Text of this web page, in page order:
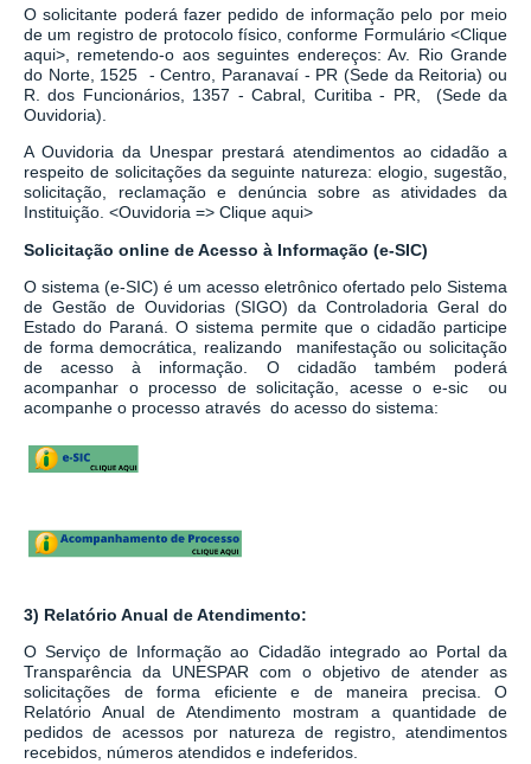
O solicitante poderá fazer pedido de informação pelo por meio
de um registro de protocolo físico, conforme Formulário <Clique
aqui> , remetendo-o aos seguintes endereços: Av. Rio Grande
do Norte, 1525 - Centro, Paranavaí - PR (Sede da Reitoria) ou
R. dos Funcionários, 1357 - Cabral, Curitiba - PR,
(Sede da
Ouvidoria).
A Ouvidoria da Unespar prestará atendimentos ao cidadão a
respeito de solicitações da seguinte natureza: elogio, sugestão,
solicitação, reclamação e denúncia sobre as atividades da
Instituição. <Ouvidoria => Clique aqui>
Solicitação online de Acesso à Informação (e-SIC)
O sistema (e-SIC) é um acesso eletrônico ofertado pelo Sistema
de Gestão de Ouvidorias (SIGO) da Controladoria Geral do
Estado do Paraná. O sistema permite que o cidadão participe
de forma democrática, realizando manifestação ou solicitação
de acesso à informação. O cidadão também poderá
acompanhar o processo de solicitação, acesse o e-sic ou
acompanhe o processo através do acesso do sistema:
3) Relatório Anual de Atendimento:
O Serviço de Informação ao Cidadão integrado aoPortal da
Transparência da UNESPAR
com o objetivo de atender as
solicitações de forma eficiente e de maneira precisa. O
Relatório Anual de Atendimento mostram a quantidade de
pedidos de acessos por natureza de registro, atendimentos
recebidos, números atendidos e indeferidos.